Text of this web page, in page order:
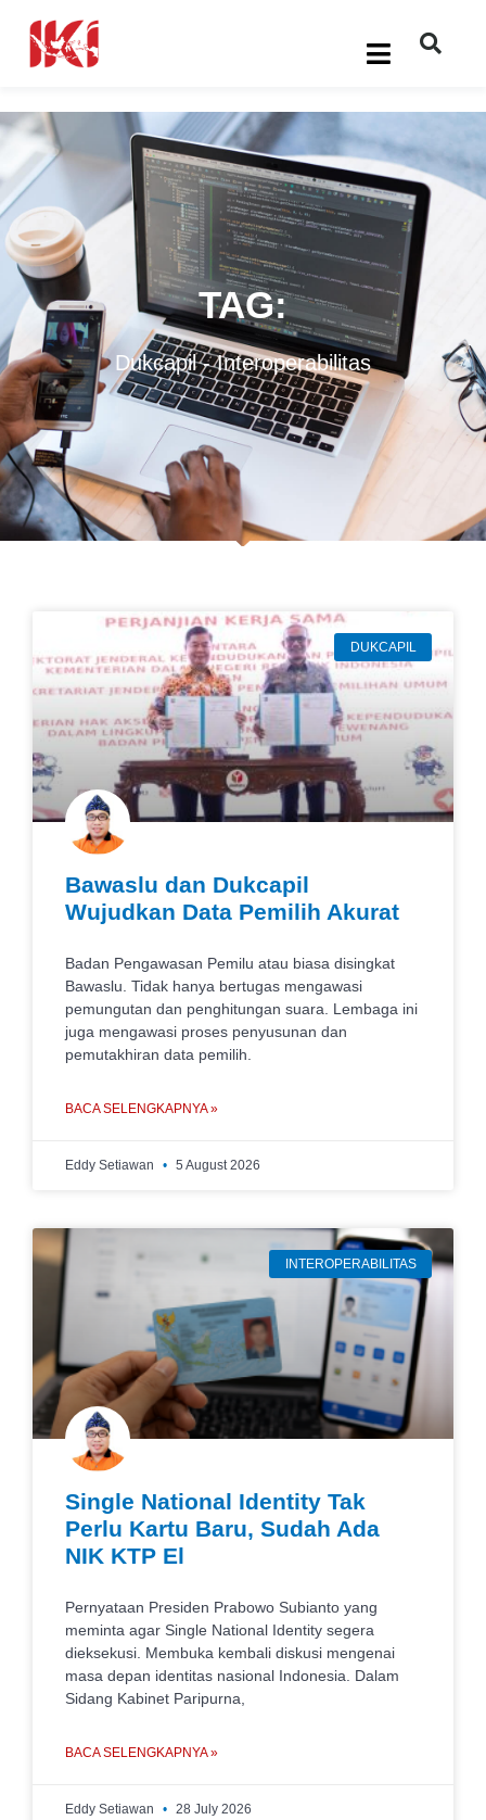
TAG:
Dukcapil-Interoperabilitas
DUKCAPIL
Bawaslu dan Dukcapil
Wujudkan Data Pemilih Akurat
Badan Pengawasan Pemilu atau biasa disingkat
Bawaslu. Tidak hanya bertugas mengawasi
pemungutan dan penghitungan suara. Lembaga ini
juga mengawasi proses penyusunan dan
pemutakhiran data pemilih.
BACA SELENGKAPNYA »
Eddy Setiawan 5 August 2026
INTEROPERABILITAS
Single National Identity Tak
Perlu Kartu Baru, Sudah Ada
NIK KTP El
Pernyataan Presiden Prabowo Subianto yang
meminta agar Single National Identity segera
dieksekusi. Membuka kembali diskusi mengenai
masa depan identitas nasional Indonesia. Dalam
Sidang Kabinet Paripurna,
BACA SELENGKAPNYA »
Eddy Setiawan 28 July 2026